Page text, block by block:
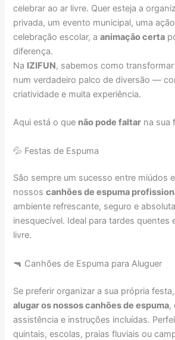
celebrar ao ar livre. Quer esteja a
privada, um evento municipal, uma
celebração escolar, aanimação certa
diferença.
Na IZIFUN, sabemos como
num verdadeiro palco de diversão —
criatividade e muita experiência.
Aqui está o que não pode faltar na sua
💦 Festas de Espuma
São sempre um sucesso entre miúdos
nossoscanhões de espuma
ambiente refrescante, seguro e
inesquecível. Ideal para tardes quentes
livre.
🔫 Canhões de Espuma para Aluguer
Se preferir organizar a sua própria
alugar os nossos canhões de espuma,
assistência e instruções incluídas.
quintais, escolas, praias fluviais ou